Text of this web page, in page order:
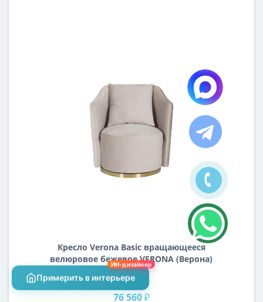
Кресло Verona Basic вращающееся
велюровое бежевое VERONA (Верона)
артикул BASIC-2K-БЕЖЕВЫЙ-Bel09
Цена:
76 560 ₽
Примерить в интерьере
ИИ-дизайнер